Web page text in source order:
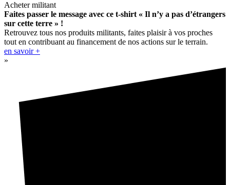
Acheter militant
Faites passer le message avec ce t-shirt « Il n’y a pas d’étrangers
sur cette terre » !
Retrouvez tous nos produits militants, faites plaisir à vos proches
tout en contribuant au financement de nos actions sur le terrain.
en savoir +
»